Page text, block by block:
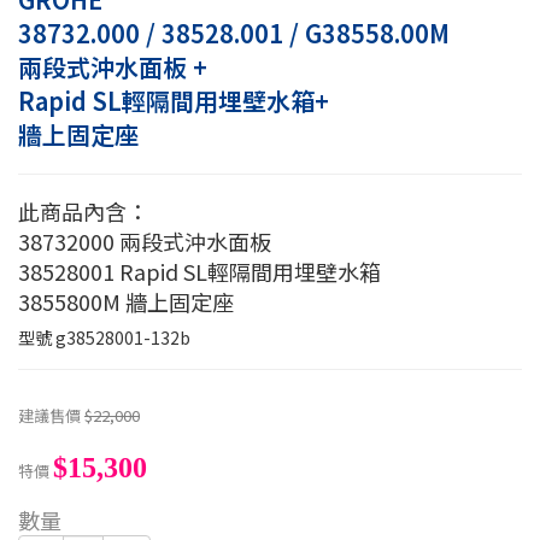
38732.000 / 38528.001 / G38558.00M
兩段式沖水面板 +
Rapid SL輕隔間用埋壁水箱+
牆上固定座
此商品內含：
38732000 兩段式沖水面板
38528001 Rapid SL輕隔間用埋壁水箱
3855800M 牆上固定座
型號g38528001-132b
建議售價$22,000
特價$15,300
數量